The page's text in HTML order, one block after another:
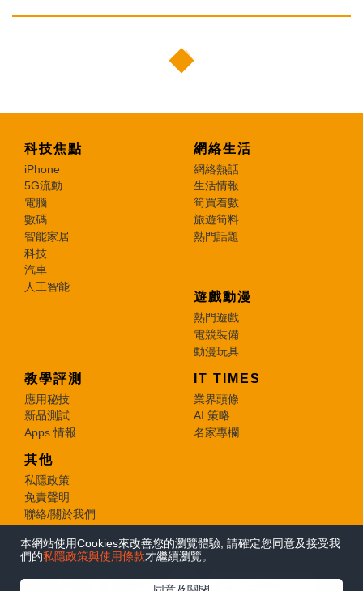
科技焦點
iPhone
5G流動
電腦
數碼
智能家居
科技
汽車
人工智能
網絡生活
網絡熱話
生活情報
筍買着數
旅遊筍料
熱門話題
遊戲動漫
熱門遊戲
電競裝備
動漫玩具
教學評測
應用秘技
新品測試
Apps 情報
IT TIMES
業界頭條
AI 策略
名家專欄
其他
私隱政策
免責聲明
聯絡/關於我們
© 2026 e-zone. All Rights Reserved.
本網站使用Cookies來改善您的瀏覽體驗, 請確定您同意及接受我
們的私隱政策與使用條款才繼續瀏覽。